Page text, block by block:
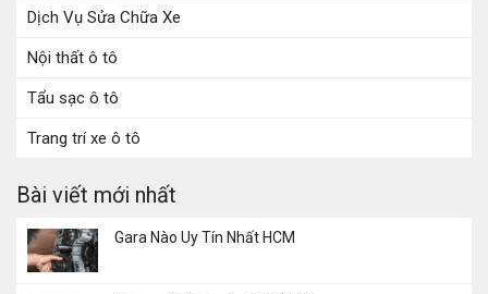
Dịch Vụ Sửa Chữa Xe
Nội thất ô tô
Tẩu sạc ô tô
Trang trí xe ô tô
Bài viết mới nhất
Gara Nào Uy Tín Nhất HCM